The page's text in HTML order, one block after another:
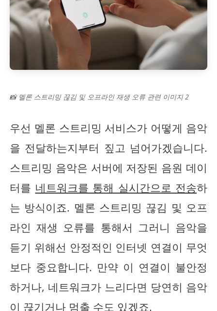
📸 멜론 스트리밍 끊김 및 오프라인 재생 오류 관련 이미지 2
우선 멜론 스트리밍 서비스가 어떻게 음악
을 전달하는지부터 짚고 넘어가겠습니다.
스트리밍 음악은 서버에 저장된 음원 데이
터를 네트워크를 통해 실시간으로 전송하
는 방식이죠. 멜론 스트리밍 끊김 및 오프
라인 재생 오류를 통해서 그러니 음악을
듣기 위해선 안정적인 인터넷 연결이 무엇
보다 중요합니다. 만약 이 연결이 불안정
하거나, 네트워크가 느리다면 당연히 음악
이 끊기거나 멈출 수도 있겠죠.